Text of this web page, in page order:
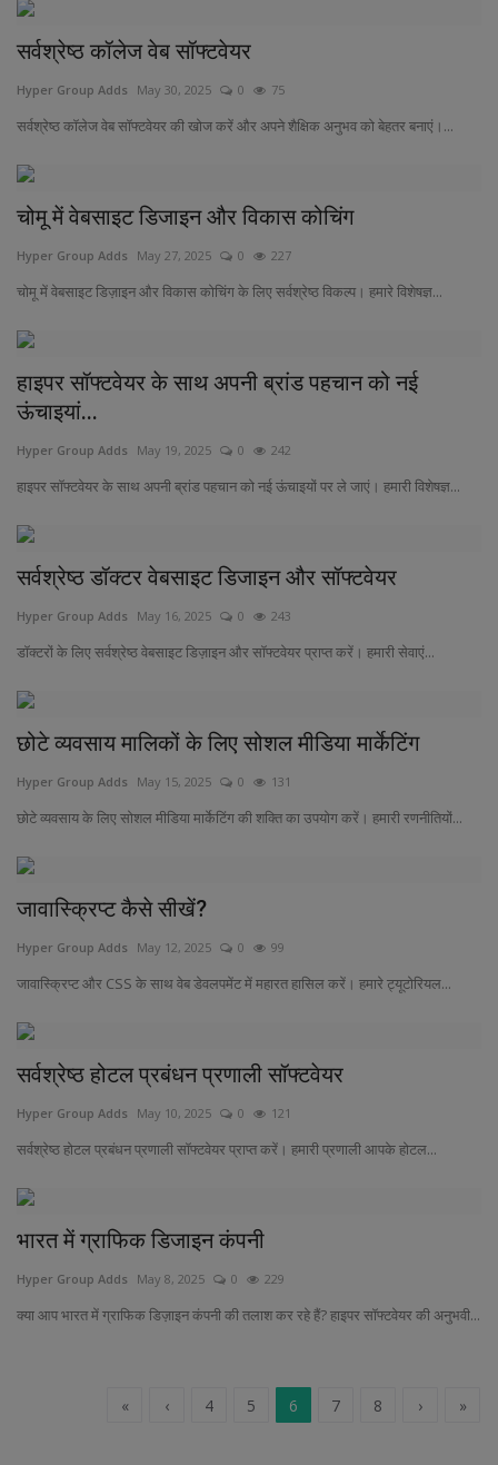
सर्वश्रेष्ठ कॉलेज वेब सॉफ्टवेयर
Hyper Group Adds May 30, 2025 0 75
सर्वश्रेष्ठ कॉलेज वेब सॉफ्टवेयर की खोज करें और अपने शैक्षिक अनुभव को बेहतर बनाएं।...
चोमू में वेबसाइट डिजाइन और विकास कोचिंग
Hyper Group Adds May 27, 2025 0 227
चोमू में वेबसाइट डिज़ाइन और विकास कोचिंग के लिए सर्वश्रेष्ठ विकल्प। हमारे विशेषज्ञ...
हाइपर सॉफ्टवेयर के साथ अपनी ब्रांड पहचान को नई
ऊंचाइयां...
Hyper Group Adds May 19, 2025 0 242
हाइपर सॉफ्टवेयर के साथ अपनी ब्रांड पहचान को नई ऊंचाइयों पर ले जाएं। हमारी विशेषज्ञ...
सर्वश्रेष्ठ डॉक्टर वेबसाइट डिजाइन और सॉफ्टवेयर
Hyper Group Adds May 16, 2025 0 243
डॉक्टरों के लिए सर्वश्रेष्ठ वेबसाइट डिज़ाइन और सॉफ्टवेयर प्राप्त करें। हमारी सेवाएं...
छोटे व्यवसाय मालिकों के लिए सोशल मीडिया मार्केटिंग
Hyper Group Adds May 15, 2025 0 131
छोटे व्यवसाय के लिए सोशल मीडिया मार्केटिंग की शक्ति का उपयोग करें। हमारी रणनीतियों...
जावास्क्रिप्ट कैसे सीखें?
Hyper Group Adds May 12, 2025 0 99
जावास्क्रिप्ट और CSS के साथ वेब डेवलपमेंट में महारत हासिल करें। हमारे ट्यूटोरियल...
सर्वश्रेष्ठ होटल प्रबंधन प्रणाली सॉफ्टवेयर
Hyper Group Adds May 10, 2025 0 121
सर्वश्रेष्ठ होटल प्रबंधन प्रणाली सॉफ्टवेयर प्राप्त करें। हमारी प्रणाली आपके होटल...
भारत में ग्राफिक डिजाइन कंपनी
Hyper Group Adds May 8, 2025 0 229
क्या आप भारत में ग्राफिक डिज़ाइन कंपनी की तलाश कर रहे हैं? हाइपर सॉफ्टवेयर की अनुभवी...
« ‹ 4 5 6 7 8 › »